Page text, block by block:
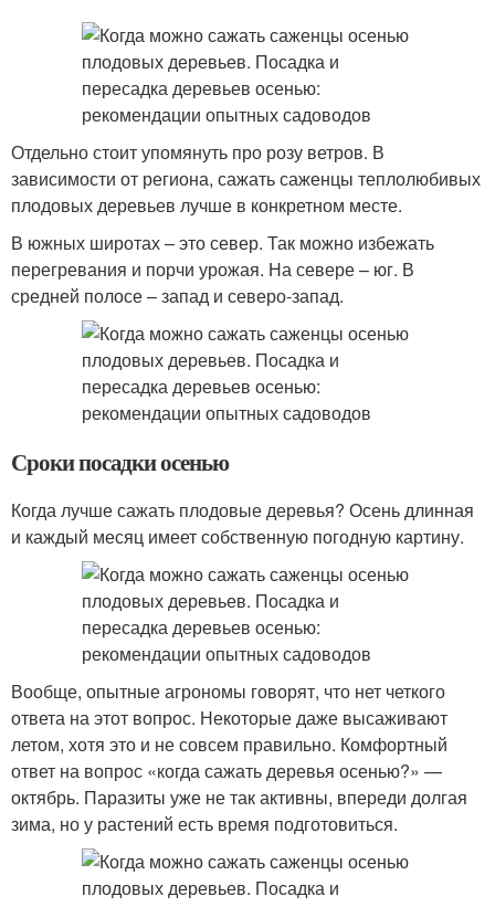
Отдельно стоит упомянуть про розу ветров. В
зависимости от региона, сажать саженцы теплолюбивых
плодовых деревьев лучше в конкретном месте.
В южных широтах – это север. Так можно избежать
перегревания и порчи урожая. На севере – юг. В
средней полосе – запад и северо-запад.
Сроки посадки осенью
Когда лучше сажать плодовые деревья? Осень длинная
и каждый месяц имеет собственную погодную картину.
Вообще, опытные агрономы говорят, что нет четкого
ответа на этот вопрос. Некоторые даже высаживают
летом, хотя это и не совсем правильно. Комфортный
ответ на вопрос «когда сажать деревья осенью?» —
октябрь. Паразиты уже не так активны, впереди долгая
зима, но у растений есть время подготовиться.